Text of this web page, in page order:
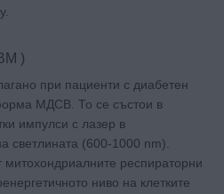
)
при пациенти с диабетен
МДСВ. То се състои в
импулси с лазер в
светлината (600-1000 nm).
митохондриалните респираторни
ниво на клетките